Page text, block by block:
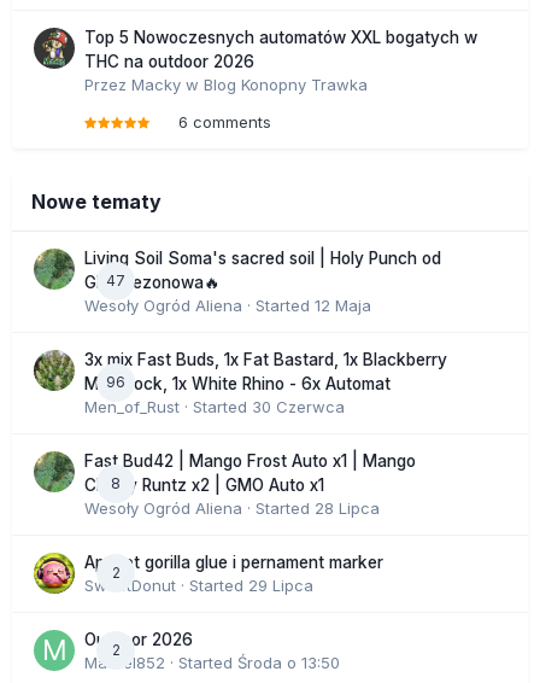
Top 5 Nowoczesnych automatów XXL bogatych w
THC na outdoor 2026
Przez Macky w Blog Konopny Trawka
6 comments
Nowe tematy
47
Living Soil Soma's sacred soil | Holy Punch od
GHS sezonowa🔥
Wesoły Ogród Aliena · Started 12 Maja
96
3x mix Fast Buds, 1x Fat Bastard, 1x Blackberry
Moonrock, 1x White Rhino - 6x Automat
Men_of_Rust · Started 30 Czerwca
8
Fast Bud42 | Mango Frost Auto x1 | Mango
Cherry Runtz x2 | GMO Auto x1
Wesoły Ogród Aliena · Started 28 Lipca
2
Apricot gorilla glue i pernament marker
SweetDonut · Started 29 Lipca
2
Outdoor 2026
Marcel852 · Started Środa o 13:50